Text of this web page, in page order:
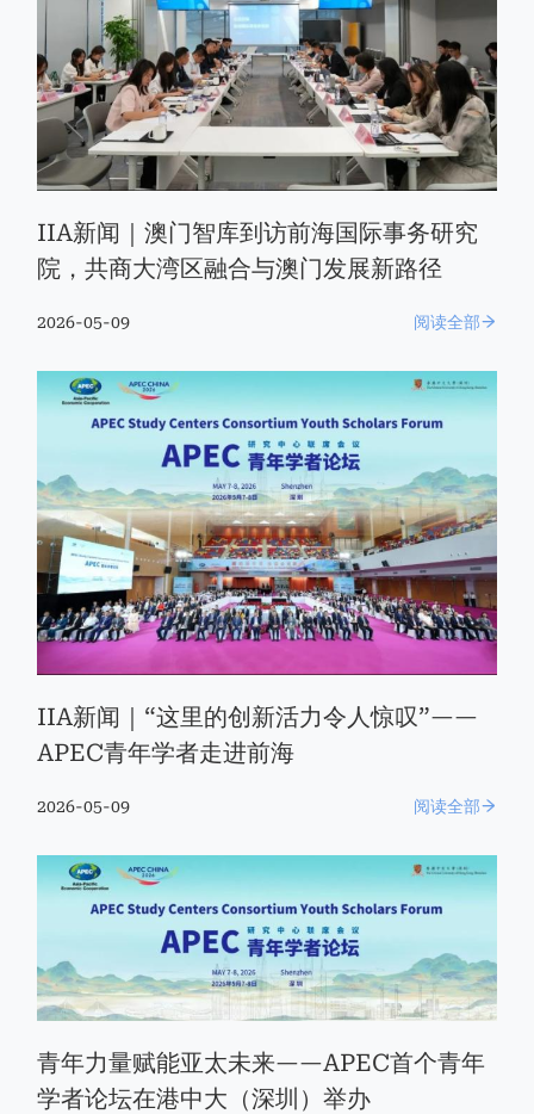
IIA新闻｜澳门智库到访前海国际事务研究
院，共商大湾区融合与澳门发展新路径
2026-05-09 阅读全部
IIA新闻｜“这里的创新活力令人惊叹”——
APEC青年学者走进前海
2026-05-09 阅读全部
青年力量赋能亚太未来——APEC首个青年
学者论坛在港中大（深圳）举办